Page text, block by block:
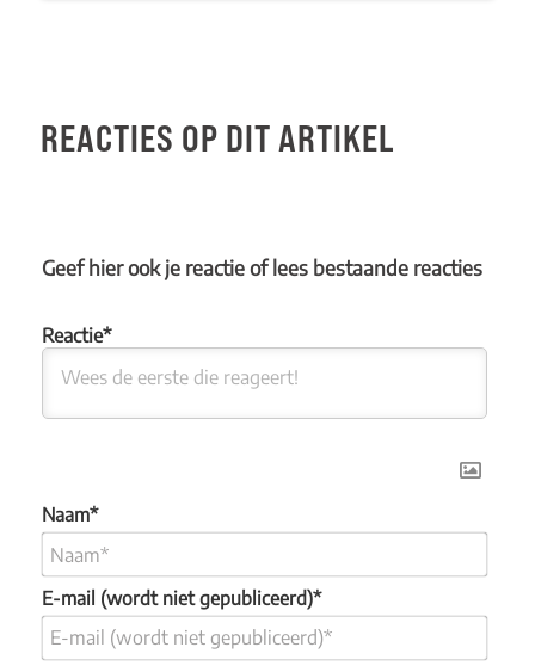
REACTIES OP DIT ARTIKEL
Geef hier ook je reactie of lees bestaande reacties
Naam*
E-mail (wordt niet gepubliceerd)*